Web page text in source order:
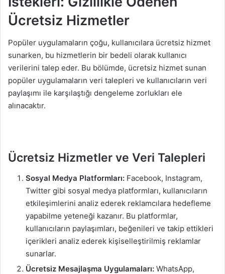
Ücretsiz Hizmetler
Popüler uygulamaların çoğu, kullanıcılara ücretsiz hizmet
sunarken, bu hizmetlerin bir bedeli olarak kullanıcı
verilerini talep eder. Bu bölümde, ücretsiz hizmet sunan
popüler uygulamaların veri talepleri ve kullanıcıların veri
paylaşımı ile karşılaştığı dengeleme zorlukları ele
alınacaktır.
Ücretsiz Hizmetler ve Veri Talepleri
Sosyal Medya Platformları: Facebook, Instagram,
Twitter gibi sosyal medya platformları, kullanıcıların
etkileşimlerini analiz ederek reklamcılara hedefleme
yapabilme yeteneği kazanır. Bu platformlar,
kullanıcıların paylaşımları, beğenileri ve takip ettikleri
içerikleri analiz ederek kişiselleştirilmiş reklamlar
sunarlar.
Ücretsiz Mesajlaşma Uygulamaları: WhatsApp,